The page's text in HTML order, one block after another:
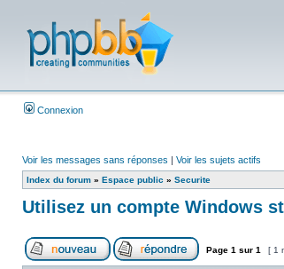
Connexion
Voir les messages sans réponses | Voir les sujets actifs
Index du forum » Espace public » Securite
Utilisez un compte Windows
Page 1 sur 1 [ 1